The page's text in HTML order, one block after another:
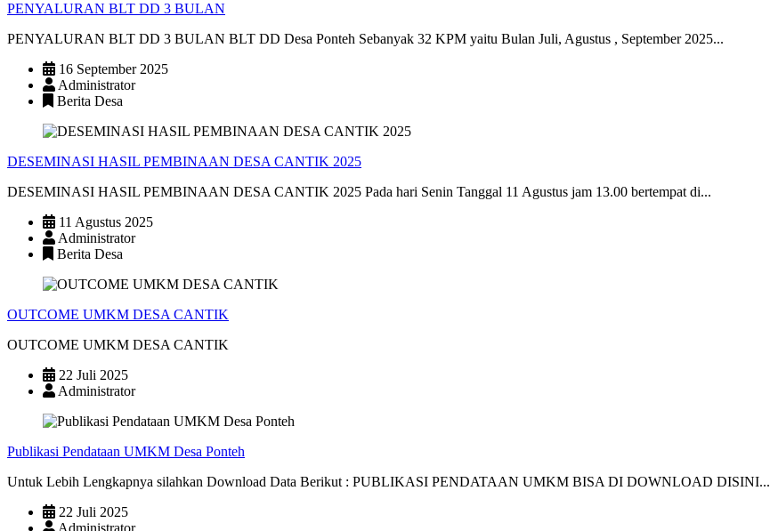
PENYALURAN BLT DD 3 BULAN
PENYALURAN BLT DD 3 BULAN BLT DD Desa Ponteh Sebanyak 32 KPM yaitu Bulan Juli, Agustus , September 2025...
16 September 2025
Administrator
Berita Desa
DESEMINASI HASIL PEMBINAAN DESA CANTIK 2025
DESEMINASI HASIL PEMBINAAN DESA CANTIK 2025 Pada hari Senin Tanggal 11 Agustus jam 13.00 bertempat di...
11 Agustus 2025
Administrator
Berita Desa
OUTCOME UMKM DESA CANTIK
OUTCOME UMKM DESA CANTIK
22 Juli 2025
Administrator
Publikasi Pendataan UMKM Desa Ponteh
Untuk Lebih Lengkapnya silahkan Download Data Berikut : PUBLIKASI PENDATAAN UMKM BISA DI DOWNLOAD DISINI...
22 Juli 2025
Administrator